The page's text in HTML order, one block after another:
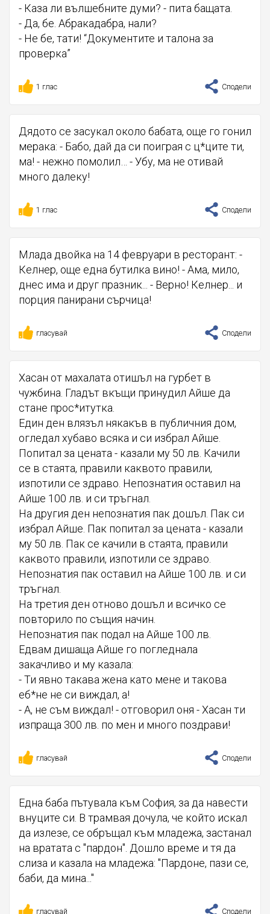
- Каза ли вълшебните думи? - пита бащата.
- Да, бе. Абракадабра, нали?
- Не бе, тати! “Документите и талона за
проверка”
1 глас Сподели
Дядото се засукал около бабата, още го гонил
мерака: - Бабо, дай да си поиграя с ц*ците ти,
ма! - нежно помолил… - Убу, ма не отивай
много далеку!
1 глас Сподели
Млада двойка на 14 февруари в ресторант: -
Келнер, още една бутилка вино! - Ама, мило,
днес има и друг празник... - Верно! Келнер... и
порция панирани сърчица!
гласувай Сподели
Хасан от махалата отишъл на гурбет в
чужбина. Гладът вкъщи принудил Айше да
стане прос*итутка.
Един ден влязъл някакъв в публичния дом,
огледал хубаво всяка и си избрал Айше.
Попитал за цената - казали му 50 лв. Качили
се в стаята, правили каквото правили,
изпотили се здраво. Непознатия оставил на
Айше 100 лв. и си тръгнал.
На другия ден непознатия пак дошъл. Пак си
избрал Айше. Пак попитал за цената - казали
му 50 лв. Пак се качили в стаята, правили
каквото правили, изпотили се здраво.
Непознатия пак оставил на Айше 100 лв. и си
тръгнал.
На третия ден отново дошъл и всичко се
повторило по същия начин.
Непознатия пак подал на Айше 100 лв.
Едвам дишаща Айше го погледнала
закачливо и му казала:
- Ти явно такава жена като мене и такова
еб*не не си виждал, а!
- А, не съм виждал! - отговорил оня - Хасан ти
изпраща 300 лв. по мен и много поздрави!
гласувай Сподели
Една баба пътувала към София, за да навести
внуците си. В трамвая дочула, че който искал
да излезе, се обръщал към младежа, застанал
на вратата с "пардон". Дошло време и тя да
слиза и казала на младежа: "Пардоне, пази се,
баби, да мина..."
гласувай Сподели